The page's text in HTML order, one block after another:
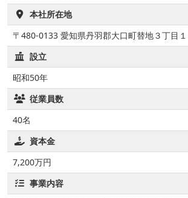
本社所在地
〒480-0133 愛知県丹羽郡大口町替地３丁目
設立
昭和50年
従業員数
40名
資本金
7,200万円
事業内容